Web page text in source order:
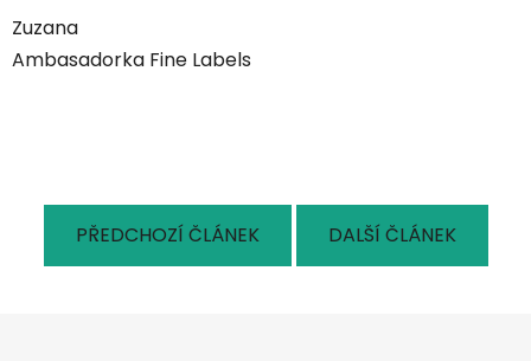
Zuzana
Ambasadorka Fine Labels
PŘEDCHOZÍ ČLÁNEK DALŠÍ ČLÁNEK